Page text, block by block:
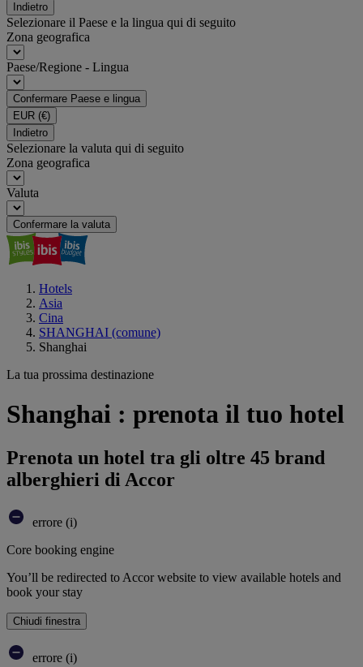
Indietro
Selezionare il Paese e la lingua qui di seguito
Zona geografica
Paese/Regione - Lingua
Confermare Paese e lingua
EUR (€)
Indietro
Selezionare la valuta qui di seguito
Zona geografica
Valuta
Confermare la valuta
Hotels
Asia
Cina
SHANGHAI (comune)
Shanghai
La tua prossima destinazione
Shanghai : prenota il tuo hotel
Prenota un hotel tra gli oltre 45 brand
alberghieri di Accor
errore (i)
Core booking engine
You’ll be redirected to Accor website to view available hotels and
book your stay
Chiudi finestra
errore (i)